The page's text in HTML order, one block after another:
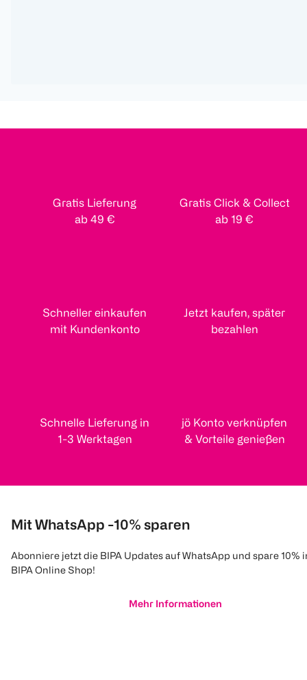
Gratis Lieferung
ab 49 €
Gratis Click & Collect
ab 19 €
Schneller einkaufen
mit Kundenkonto
Jetzt kaufen, später
bezahlen
Schnelle Lieferung in
1-3 Werktagen
jö Konto verknüpfen
& Vorteile genießen
Mit WhatsApp -10% sparen
Abonniere jetzt die BIPA Updates auf WhatsApp und spare 10%
BIPA Online Shop!
Mehr Informationen